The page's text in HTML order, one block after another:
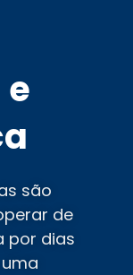
são
de
por dias